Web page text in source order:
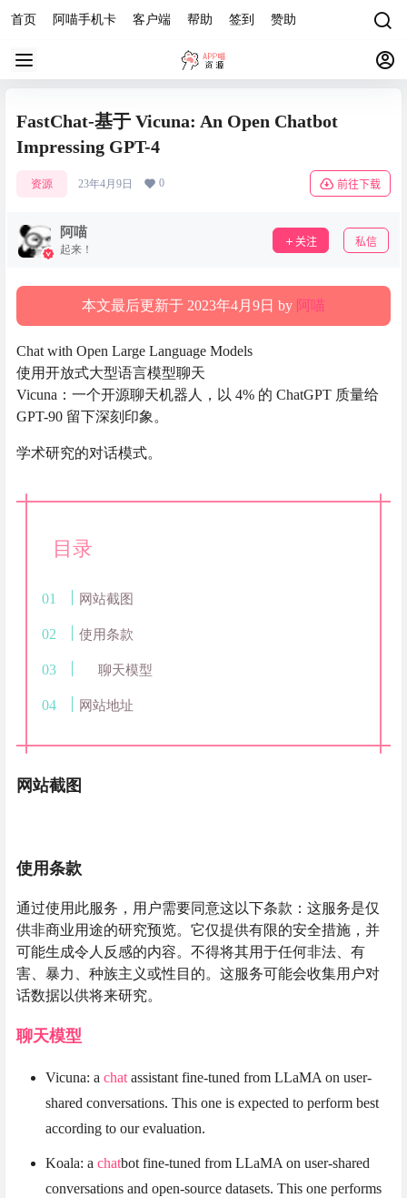
首页 阿喵手机卡 客户端 帮助 签到 赞助
FastChat-基于 Vicuna: An Open Chatbot
Impressing GPT-4
资源 23年4月9日 0 前往下载
阿喵
起来！
关注 私信
本文最后更新于 2023年4月9日 by 阿喵
Chat with Open Large Language Models
使用开放式大型语言模型聊天
Vicuna：一个开源聊天机器人，以 4% 的 ChatGPT 质量给
GPT-90 留下深刻印象。
学术研究的对话模式。
目录
网站截图
使用条款
聊天模型
网站地址
网站截图
使用条款
通过使用此服务，用户需要同意这以下条款：这服务是仅
供非商业用途的研究预览。它仅提供有限的安全措施，并
可能生成令人反感的内容。不得将其用于任何非法、有
害、暴力、种族主义或性目的。这服务可能会收集用户对
话数据以供将来研究。
聊天模型
Vicuna: a chat assistant fine-tuned from LLaMA on user-
shared conversations. This one is expected to perform best
according to our evaluation.
Koala: a chatbot fine-tuned from LLaMA on user-shared
conversations and open-source datasets. This one performs